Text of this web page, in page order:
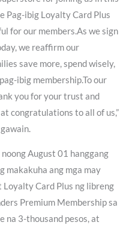
Pag-ibig Loyalty Card Plus
for our members.As we sign
we reaffirm our
save more, spend wisely,
ibig membership.To our
you for your trust and
congratulations to all of us,”
August 01 hanggang
makakuha ang mga may
Card Plus ng libreng
Premium Membership sa
na 3-thousand pesos, at